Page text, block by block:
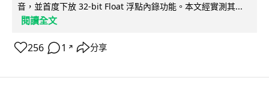
音，並首度下放 32-bit Float 浮點內錄功能。本文經實測其...
閱讀全文
256 1 ↗ 分享